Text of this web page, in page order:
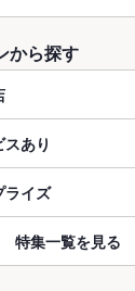
から探す
あり
ライズ
特集一覧を見る